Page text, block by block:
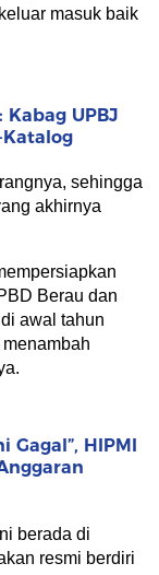
masuk baik
UPBJ
Katalog
sehingga
akhirnya
Berau dan
awal tahun
Gagal”, HIPMI
berada di
resmi berdiri